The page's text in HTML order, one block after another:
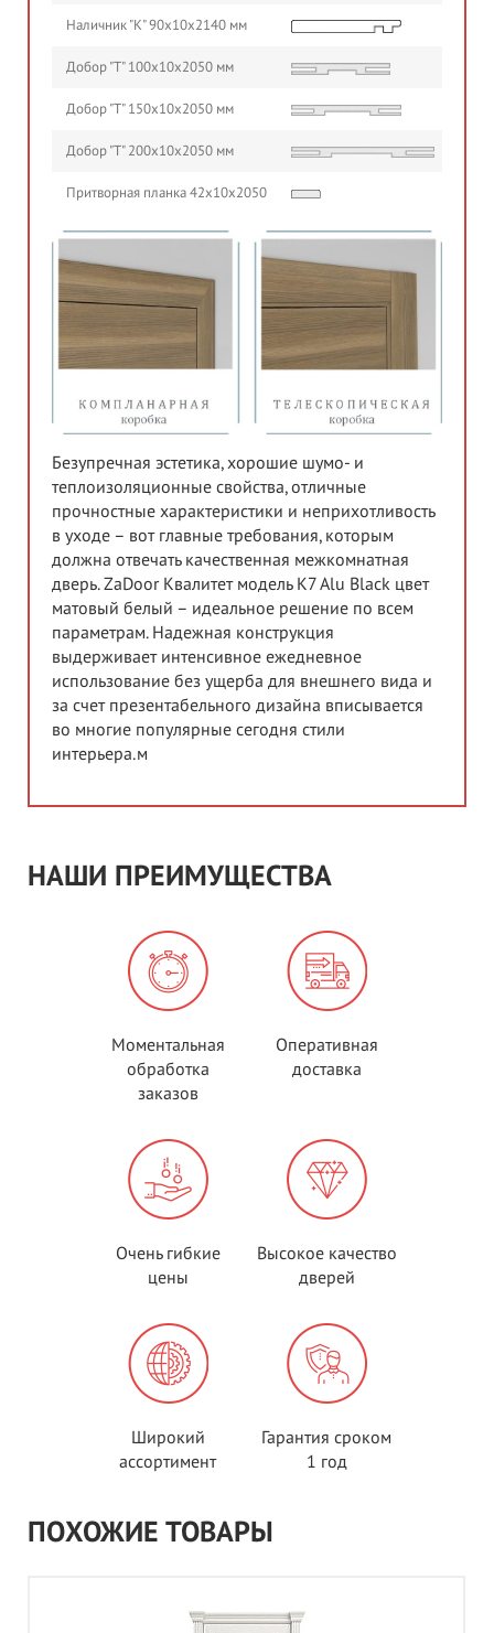
Наличник "К" 90х10х2140 мм
Добор "Т" 100х10х2050 мм
Добор "Т" 150х10х2050 мм
Добор "Т" 200х10х2050 мм
Притворная планка 42х10х2050
Безупречная эстетика, хорошие шумо- и
теплоизоляционные свойства, отличные
прочностные характеристики и неприхотливость
в уходе – вот главные требования, которым
должна отвечать качественная межкомнатная
дверь. ZaDoor Квалитет модель K7 Alu Black цвет
матовый белый – идеальное решение по всем
параметрам. Надежная конструкция
выдерживает интенсивное ежедневное
использование без ущерба для внешнего вида и
за счет презентабельного дизайна вписывается
во многие популярные сегодня стили
интерьера.м
НАШИ ПРЕИМУЩЕСТВА
Моментальная
обработка
заказов
Оперативная
доставка
Очень гибкие
цены
Высокое качество
дверей
Широкий
ассортимент
Гарантия сроком
1 год
ПОХОЖИЕ ТОВАРЫ